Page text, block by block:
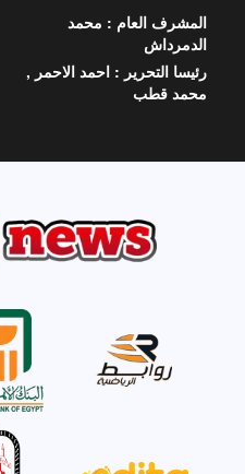
المحتوى
المشرف العام : محمد
الدمرداش
رئيسا التحرير : احمد الاحمر ,
محمد قطب